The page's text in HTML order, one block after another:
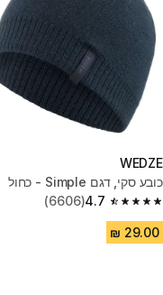
WEDZE
כובע סקי, דגם Simple - כחול
4.7
4.7 out of 5 stars from 6606 reviews
(6606)